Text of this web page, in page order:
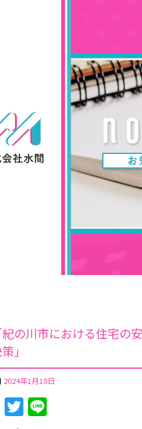
紀の川市における住宅の
」
2024年1月18日
Facebook
Twitter